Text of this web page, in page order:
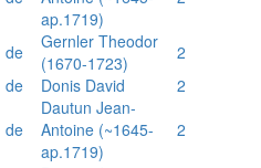
ap.1719)
de
Gernler Theodor
(1670-1723)
2
de Donis David
2
de
Dautun Jean-
Antoine (~1645-
ap.1719)
2